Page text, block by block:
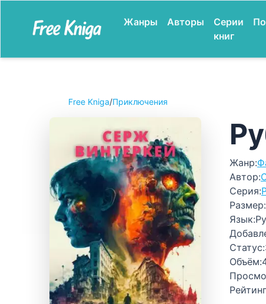
Жанры Авторы
Серии
книг
Free Kniga/Приключения
Жанр:
Автор:
Серия:
Размер:
Язык:
Статус:
Объём: